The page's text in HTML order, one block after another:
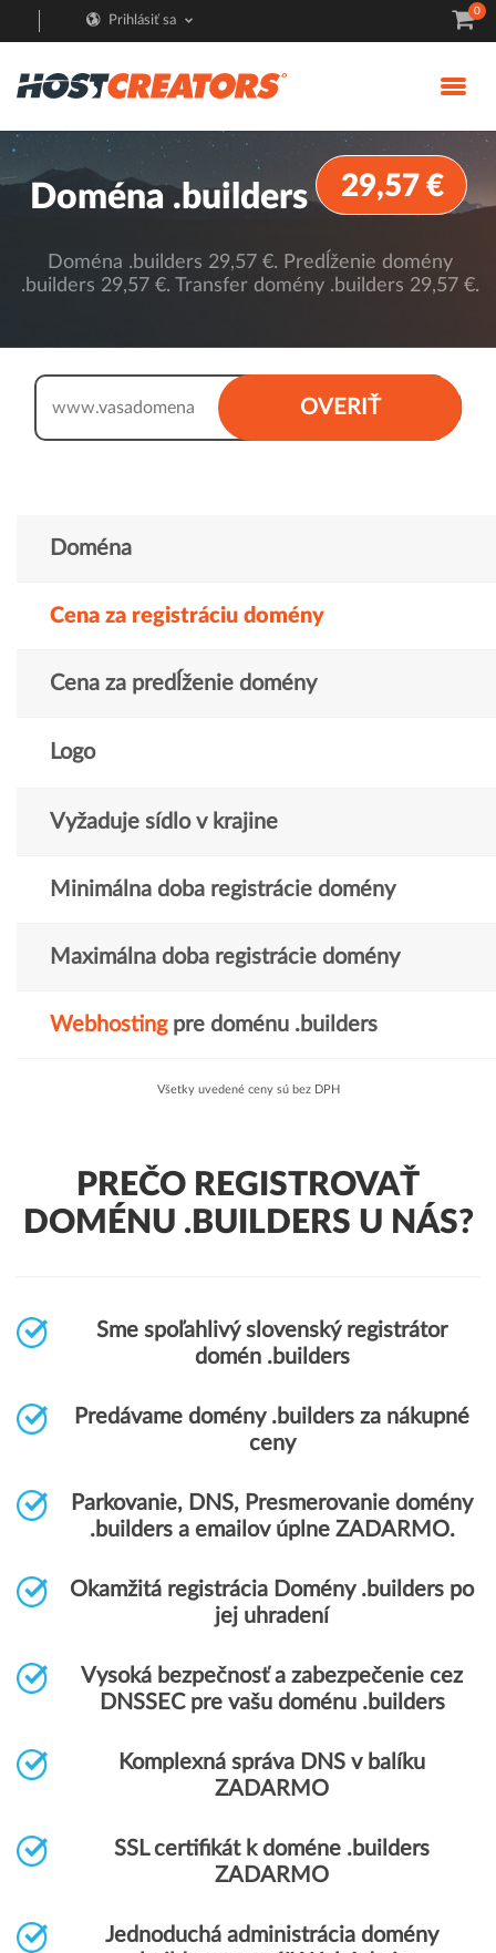
Prihlásiť sa
0
Doména .builders 29,57 €
Doména .builders 29,57 €. Predĺženie domény
.builders 29,57 €. Transfer domény .builders 29,57 €.
OVERIŤ
www.
Doména
Cena za registráciu domény
Cena za predĺženie domény
Logo
Vyžaduje sídlo v krajine
Minimálna doba registrácie domény
Maximálna doba registrácie domény
Webhostingpre doménu .builders
Všetky uvedené ceny sú bez DPH
PREČO REGISTROVAŤ
DOMÉNU .BUILDERS U NÁS?
Sme spoľahlivý slovenský registrátor
domén .builders
Predávame domény .builders za nákupné
ceny
Parkovanie, DNS, Presmerovanie domény
.builders a emailov úplne ZADARMO.
Okamžitá registrácia Domény .builders po
jej uhradení
Vysoká bezpečnosť a zabezpečenie cez
DNSSEC pre vašu doménu .builders
Komplexná správa DNS v balíku
ZADARMO
SSL certifikát k doméne .builders
ZADARMO
Jednoduchá administrácia domény